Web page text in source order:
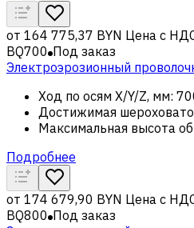
от 164 775,37 BYN Цена с
BQ700 Под заказ
Электроэрозионный
Ход по осям X/Y/Z, мм:
Достижимая
Максимальная высота
Подробнее
от 174 679,90 BYN Цена с
BQ800 Под заказ